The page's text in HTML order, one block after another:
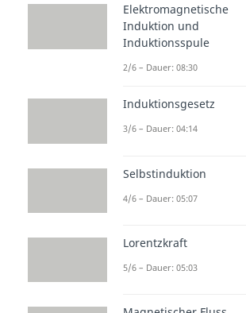
Spannung des
der der
fließt kein Strom
handelt sich um
geladenen
Den Kondensator
nur entladen,
Verbraucher
Elektromagnetische
Induktion und
Induktionsspule
2/6 – Dauer: 08:30
Induktionsgesetz
3/6 – Dauer: 04:14
Selbstinduktion
4/6 – Dauer: 05:07
Lorentzkraft
5/6 – Dauer: 05:03